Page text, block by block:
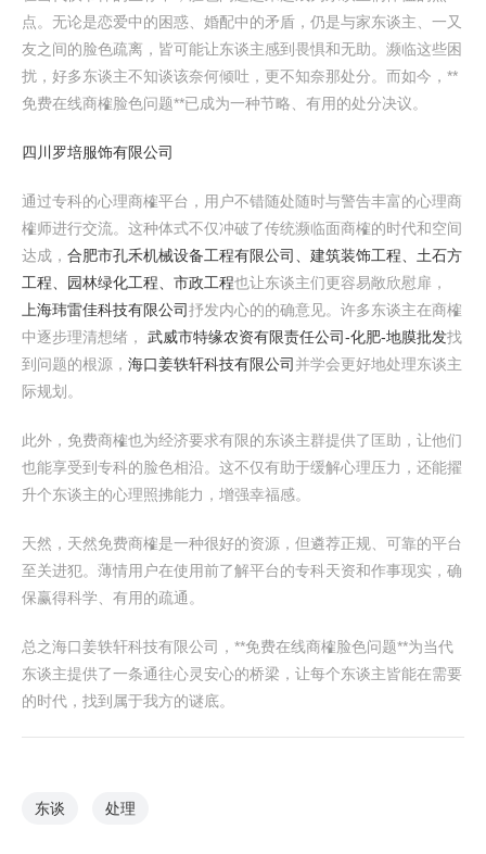
点。无论是恋爱中的困惑、婚配中的矛盾，仍是与家东谈主、一又
友之间的脸色疏离，皆可能让东谈主感到畏惧和无助。濒临这些困
扰，好多东谈主不知谈该奈何倾吐，更不知奈那处分。而如今，**
免费在线商榷脸色问题**已成为一种节略、有用的处分决议。
四川罗培服饰有限公司
通过专科的心理商榷平台，用户不错随处随时与警告丰富的心理商
榷师进行交流。这种体式不仅冲破了传统濒临面商榷的时代和空间
达成， 合肥市孔禾机械设备工程有限公司、建筑装饰工程、土石方
工程、园林绿化工程、市政工程也让东谈主们更容易敞欣慰扉，
上海玮雷佳科技有限公司抒发内心的的确意见。许多东谈主在商榷
中逐步理清想绪， 武威市特缘农资有限责任公司-化肥-地膜批发找
到问题的根源， 海口姜轶轩科技有限公司 并学会更好地处理东谈主
际规划。
此外，免费商榷也为经济要求有限的东谈主群提供了匡助，让他们
也能享受到专科的脸色相沿。这不仅有助于缓解心理压力，还能擢
升个东谈主的心理照拂能力，增强幸福感。
天然，天然免费商榷是一种很好的资源，但遴荐正规、可靠的平台
至关进犯。薄情用户在使用前了解平台的专科天资和作事现实，确
保赢得科学、有用的疏通。
总之海口姜轶轩科技有限公司，**免费在线商榷脸色问题**为当代
东谈主提供了一条通往心灵安心的桥梁，让每个东谈主皆能在需要
的时代，找到属于我方的谜底。
东谈 处理